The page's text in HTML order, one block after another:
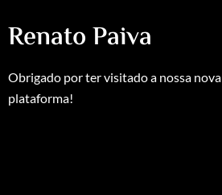
Renato Paiva
Obrigado por ter visitado a nossa nova
plataforma!